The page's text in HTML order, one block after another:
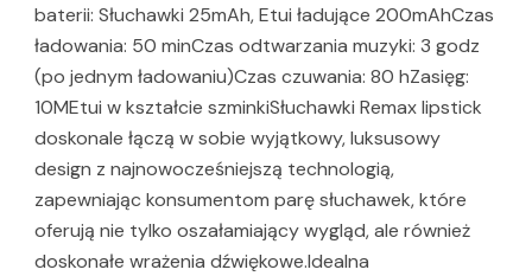
baterii: Słuchawki 25mAh, Etui ładujące 200mAhCzas
ładowania: 50 minCzas odtwarzania muzyki: 3 godz
(po jednym ładowaniu)Czas czuwania: 80 hZasięg:
10MEtui w kształcie szminkiSłuchawki Remax lipstick
doskonale łączą w sobie wyjątkowy, luksusowy
design z najnowocześniejszą technologią,
zapewniając konsumentom parę słuchawek, które
oferują nie tylko oszałamiający wygląd, ale również
doskonałe wrażenia dźwiękowe.Idealna